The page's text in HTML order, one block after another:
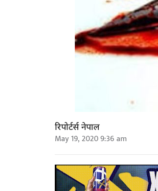
रिपोर्टर्स नेपाल
May 19, 2020 9:36 am